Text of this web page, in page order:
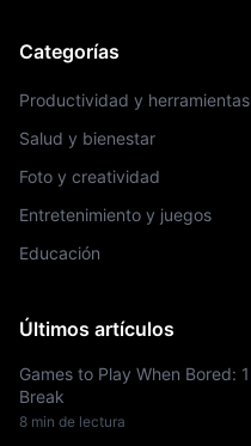
Categorías
Productividad y herramientas
Salud y bienestar
Foto y creatividad
Entretenimiento y juegos
Educación
Últimos artículos
Games to Play When Bored:
Break
8 min de lectura